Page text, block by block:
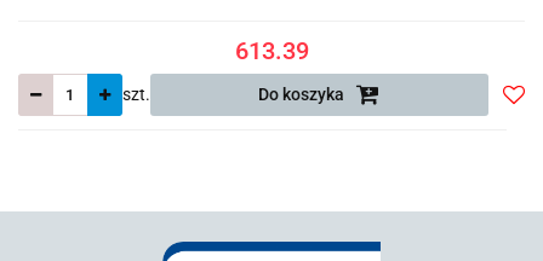
613.39
szt. Do koszyka